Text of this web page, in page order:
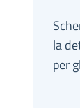
la
per